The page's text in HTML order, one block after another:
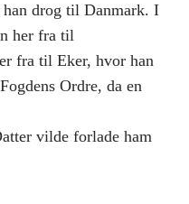
drog til Danmark. I
her fra til
fra til Eker, hvor han
Ordre, da en
vilde forlade ham